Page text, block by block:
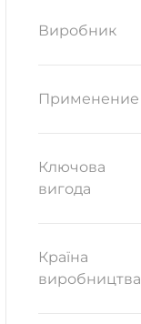
Виробник
Применение
Ключова
вигода
Країна
виробництва